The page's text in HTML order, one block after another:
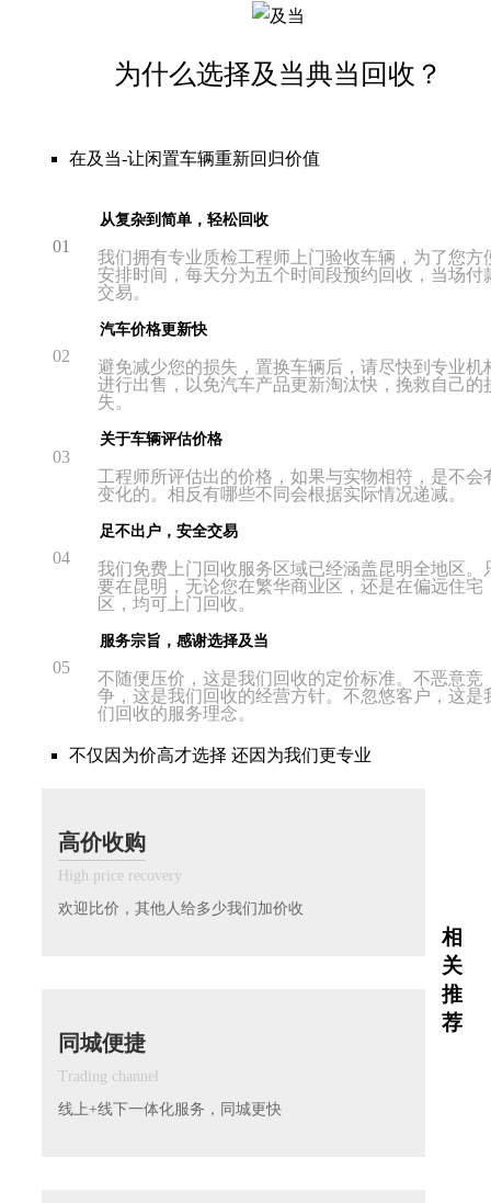
为什么选择及当典当回收？
在及当-让闲置车辆重新回归价值
01
从复杂到简单，轻松回收
我们拥有专业质检工程师上门验收车辆，为了您方
安排时间，每天分为五个时间段预约回收，当场付
交易。
02
汽车价格更新快
避免减少您的损失，置换车辆后，请尽快到专业机
进行出售，以免汽车产品更新淘汰快，挽救自己的
失。
03
关于车辆评估价格
工程师所评估出的价格，如果与实物相符，是不会
变化的。相反有哪些不同会根据实际情况递减。
04
足不出户，安全交易
我们免费上门回收服务区域已经涵盖昆明全地区。
要在昆明，无论您在繁华商业区，还是在偏远住宅
区，均可上门回收。
05
服务宗旨，感谢选择及当
不随便压价，这是我们回收的定价标准。不恶意竞
争，这是我们回收的经营方针。不忽悠客户，这是
们回收的服务理念。
不仅因为价高才选择 还因为我们更专业
高价收购
High price recovery
欢迎比价，其他人给多少我们加价收
同城便捷
Trading channel
线上+线下一体化服务，同城更快
相
关
推
荐